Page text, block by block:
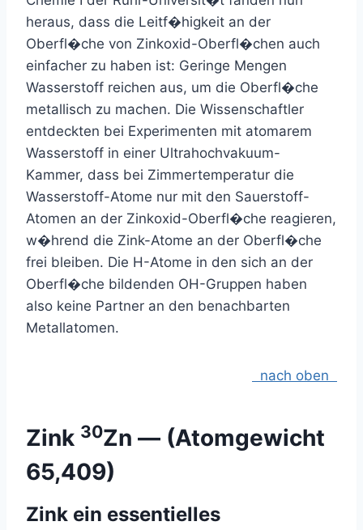
heraus, dass die Leitf�higkeit an der
Oberfl�che von Zinkoxid-Oberfl�chen auch
einfacher zu haben ist: Geringe Mengen
Wasserstoff reichen aus, um die Oberfl�che
metallisch zu machen. Die Wissenschaftler
entdeckten bei Experimenten mit atomarem
Wasserstoff in einer Ultrahochvakuum-
Kammer, dass bei Zimmertemperatur die
Wasserstoff-Atome nur mit den Sauerstoff-
Atomen an der Zinkoxid-Oberfl�che reagieren,
w�hrend die Zink-Atome an der Oberfl�che
frei bleiben. Die H-Atome in den sich an der
Oberfl�che bildenden OH-Gruppen haben
also keine Partner an den benachbarten
Metallatomen.
nach oben
Zink 30Zn — (Atomgewicht
65,409)
Zink ein essentielles